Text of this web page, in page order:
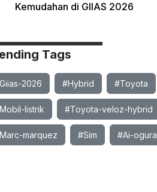
Kemudahan di GIIAS 2026
Tags
2026 #Hybrid #Toyota
listrik #Toyota-veloz-hybrid
marquez #Sim #Ai-ogura